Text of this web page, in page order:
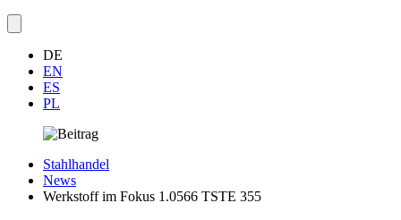
DE
EN
ES
PL
Stahlhandel
News
Werkstoff im Fokus 1.0566 TSTE 355